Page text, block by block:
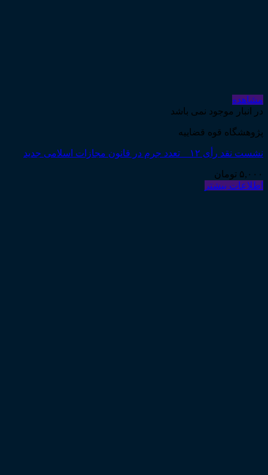
مشاهده
در انبار موجود نمی باشد
پژوهشگاه قوه قضاییه
نشست نقد رأی ۱۲ _ تعدد جرم در قانون مجازات اسلامی جدید
۵,۰۰۰ تومان
اطلاعات بیشتر